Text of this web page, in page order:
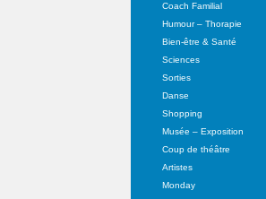
Coach Familial
Humour – Thorapie
Bien-être & Santé
Sciences
Sorties
Danse
Shopping
Musée – Exposition
Coup de théâtre
Artistes
Monday